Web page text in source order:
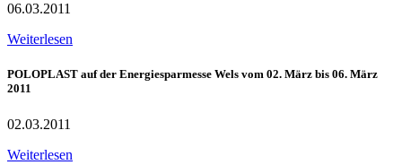
06.03.2011
Weiterlesen
POLOPLAST auf der Energiesparmesse Wels vom 02. März bis 06. März
2011
02.03.2011
Weiterlesen